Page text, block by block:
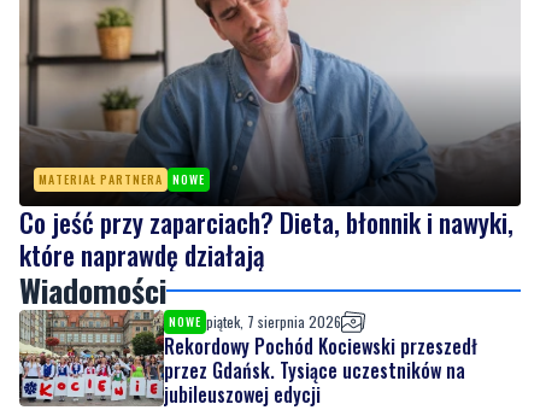
MATERIAŁ PARTNERA NOWE
Co jeść przy zaparciach? Dieta, błonnik i nawyki,
które naprawdę działają
Wiadomości
NOWE piątek, 7 sierpnia 2026
Rekordowy Pochód Kociewski przeszedł
przez Gdańsk. Tysiące uczestników na
jubileuszowej edycji